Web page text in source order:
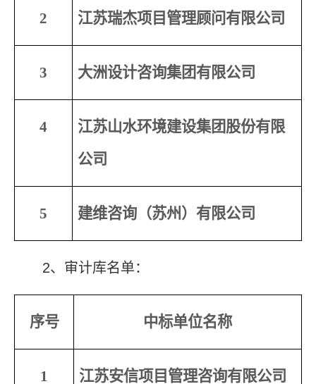
2 江苏瑞杰项目管理顾问有限公司
3 大洲设计咨询集团有限公司
4
江苏山水环境建设集团股份有限
公司
5 建维咨询（苏州）有限公司
2、审计库名单：
序号 中标单位名称
1 江苏安信项目管理咨询有限公司